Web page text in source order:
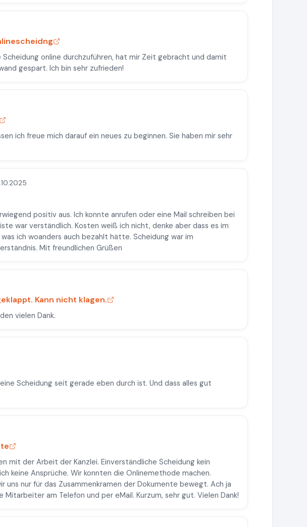
Scheidung online durchzuführen, hat mir Zeit gebracht und damit
gespart. Ich bin sehr zufrieden!
ich freue mich darauf ein neues zu beginnen. Sie haben mir sehr
positiv aus. Ich konnte anrufen oder eine Mail schreiben bei
war verständlich. Kosten weiß ich nicht, denke aber dass es im
ich woanders auch bezahlt hätte. Scheidung war im
Mit freundlichen Grüßen
Kann nicht klagen.
vielen Dank.
Scheidung seit gerade eben durch ist. Und dass alles gut
mit der Arbeit der Kanzlei. Einverständliche Scheidung kein
keine Ansprüche. Wir konnten die Onlinemethode machen.
uns nur für das Zusammenkramen der Dokumente bewegt. Ach ja
Mitarbeiter am Telefon und per eMail. Kurzum, sehr gut. Vielen Dank!